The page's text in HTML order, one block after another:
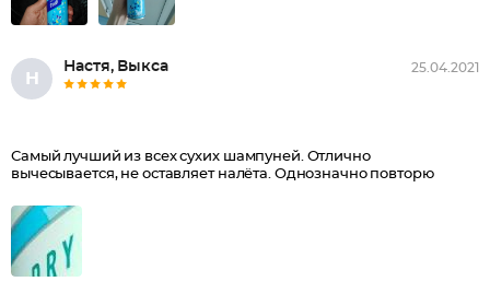
Н
Настя, Выкса 25.04.2021
Самый лучший из всех сухих шампуней. Отлично
вычесывается, не оставляет налёта. Однозначно повторю